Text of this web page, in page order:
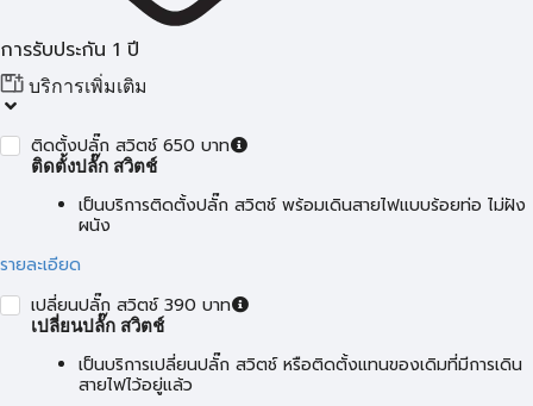
การรับประกัน 1 ปี
บริการเพิ่มเติม
ติดตั้งปลั๊ก สวิตช์ 650 บาท
ติดตั้งปลั๊ก สวิตช์
เป็นบริการติดตั้งปลั๊ก สวิตช์ พร้อมเดินสายไฟแบบร้อยท่อ ไม่ฝัง
ผนัง
รายละเอียด
เปลี่ยนปลั๊ก สวิตช์ 390 บาท
เปลี่ยนปลั๊ก สวิตช์
เป็นบริการเปลี่ยนปลั๊ก สวิตช์ หรือติดตั้งแทนของเดิมที่มีการเดิน
สายไฟไว้อยู่แล้ว